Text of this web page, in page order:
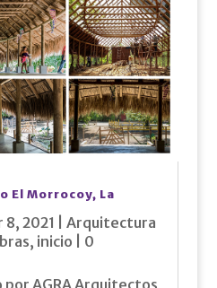
El Morrocoy, La
8, 2021
Arquitectura
, inicio | 0
AGRA Arquitectos